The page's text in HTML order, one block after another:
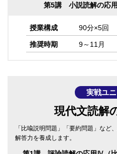
第5講 小説読解の応
授業構成 90分×5回
推奨時期 9～11月
実戦ユ
現代文読解
「比喩説明問題」「要約問題」など
解答力を養成します。